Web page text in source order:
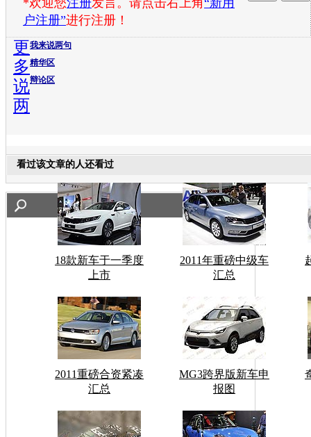
户注册”进行注册！
我来说两句
精华区
辩论区
更
多
说
两
看过该文章的人还看过
18款新车于一季度
上市
2011年重磅中级车
汇总
2011重磅合资紧凑
汇总
MG3跨界版新车申
报图